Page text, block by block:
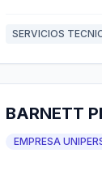
SERVICIOS
BARNETT
EMPRESA